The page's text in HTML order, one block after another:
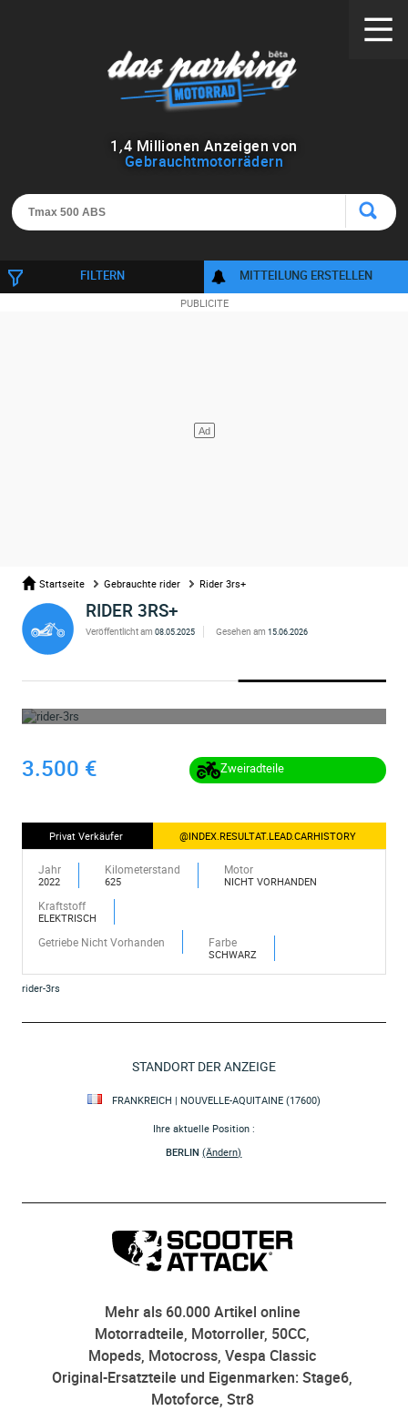
1 ,4 Millionen Anzeigen von
Gebrauchtmotorrädern
FILTERN MITTEILUNG ERSTELLEN
Startseite Gebrauchte rider Rider 3rs+
RIDER 3RS+
Veröffentlicht am 08.05.2025 Gesehen am 15.06.2026
3.500 € Zweiradteile
Privat Verkäufer @INDEX.RESULTAT.LEAD.CARHISTORY
Jahr
2022
Kilometerstand
625
Motor
NICHT VORHANDEN
Kraftstoff
ELEKTRISCH
Getriebe Nicht Vorhanden Farbe
SCHWARZ
rider-3rs
STANDORT DER ANZEIGE
FRANKREICH | NOUVELLE-AQUITAINE (17600)
Ihre aktuelle Position :
BERLIN(Ändern)
Mehr als 60.000 Artikel online
Motorradteile, Motorroller, 50CC,
Mopeds, Motocross, Vespa Classic
Original-Ersatzteile und Eigenmarken: Stage6,
Motoforce, Str8